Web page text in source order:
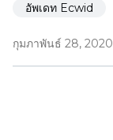
อัพเดท Ecwid
กุมภาพันธ์ 28, 2020